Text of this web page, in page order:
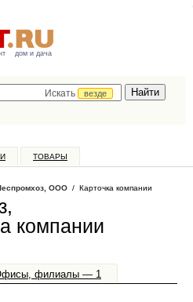
дом и дача
Искать
везде
ТОВАРЫ
ООО / Карточка компании
компании
филиалы — 1